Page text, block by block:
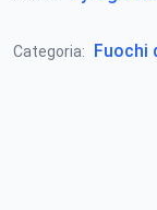
Categoria: Fuochi